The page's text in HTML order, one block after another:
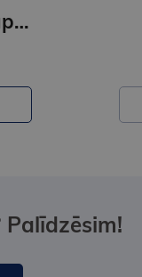
The Menu of Happiness